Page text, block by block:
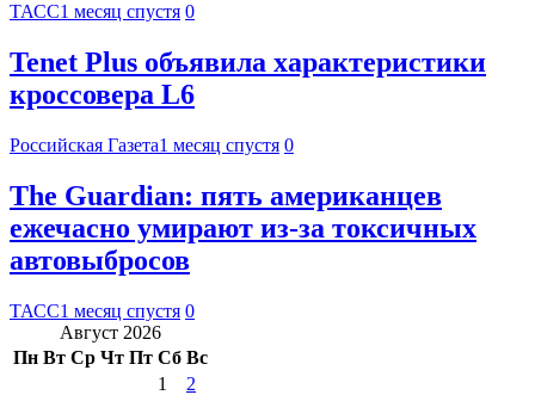
ТАСС1 месяц спустя 0
Tenet Plus объявила характеристики
кроссовера L6
Российская Газета1 месяц спустя 0
The Guardian: пять американцев
ежечасно умирают из-за токсичных
автовыбросов
ТАСС1 месяц спустя 0
Август 2026
Пн Вт Ср Чт Пт Сб Вс
1
2